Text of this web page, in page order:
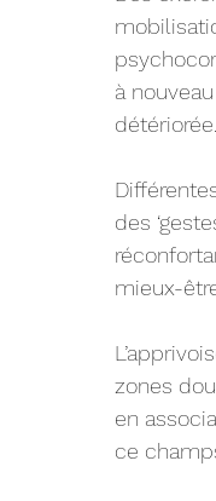
à
détériorée.
des
mieux-
zones
en
ce